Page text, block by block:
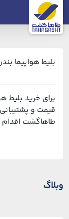
بلیط هواپیما
برای خرید بلیط
طاهاگشت اقدام
وبلاگ